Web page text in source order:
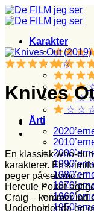
Fortsæt
til
Karakter
☆
☆ ☆
Årti
☆
Knives
En klassisk who-
karakterer. En
peger på selvmord
Hercule Poirot-
Craig – kommer ind
Underholdende og